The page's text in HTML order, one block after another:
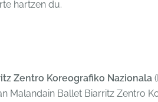
hartzen du.
Zentro Koreografiko Nazionala
Malandain Ballet Biarritz Zentro